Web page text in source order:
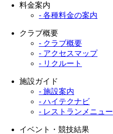
料金案内
- 各種料金の案内
クラブ概要
- クラブ概要
- アクセスマップ
- リクルート
施設ガイド
- 施設案内
- ハイテクナビ
- レストランメニュー
イベント・競技結果